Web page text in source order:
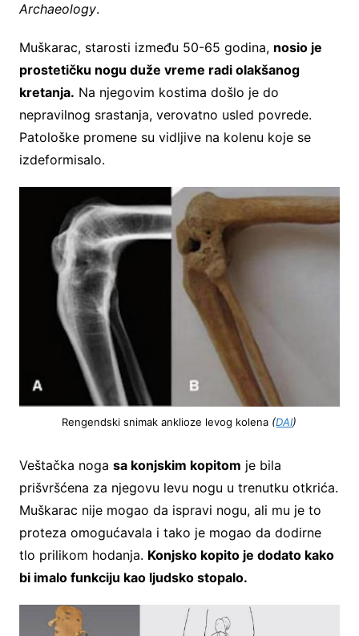
Archaeology.
Muškarac, starosti između 50-65 godina, nosio je
prostetičku nogu duže vreme radi olakšanog
kretanja. Na njegovim kostima došlo je do
nepravilnog srastanja, verovatno usled povrede.
Patološke promene su vidljive na kolenu koje se
izdeformisalo.
Rengendski snimak anklioze levog kolena (DAI)
Veštačka noga sa konjskim kopitom je bila
prišvršćena za njegovu levu nogu u trenutku otkrića.
Muškarac nije mogao da ispravi nogu, ali mu je to
proteza omogućavala i tako je mogao da dodirne
tlo prilikom hodanja. Konjsko kopito je dodato kako
bi imalo funkciju kao ljudsko stopalo.